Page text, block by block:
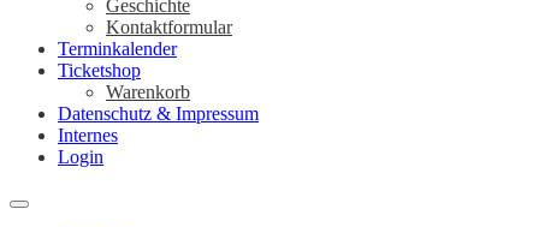
Geschichte
Kontaktformular
Terminkalender
Ticketshop
Warenkorb
Datenschutz & Impressum
Internes
Login